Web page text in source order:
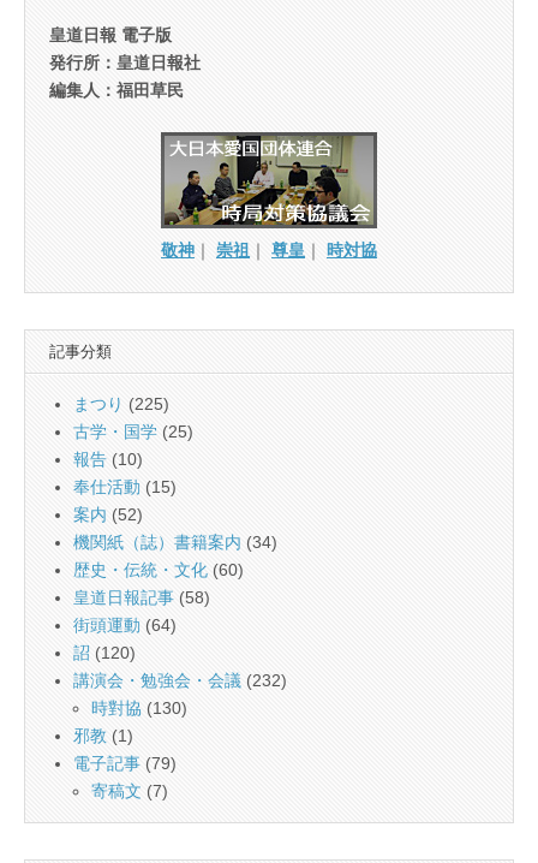
皇道日報 電子版
発行所：皇道日報社
編集人：福田草民
敬神 ｜ 崇祖 ｜ 尊皇 ｜ 時対協
記事分類
まつり (225)
古学・国学 (25)
報告 (10)
奉仕活動 (15)
案内 (52)
機関紙（誌）書籍案内 (34)
歴史・伝統・文化 (60)
皇道日報記事 (58)
街頭運動 (64)
詔 (120)
講演会・勉強会・会議 (232)
時對協 (130)
邪教 (1)
電子記事 (79)
寄稿文 (7)